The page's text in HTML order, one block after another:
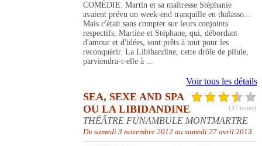
COMÉDIE. Martin et sa maîtresse Stéphanie
avaient prévu un week-end tranquille en thalasso...
Mais c'était sans compter sur leurs conjoints
respectifs, Martine et Stéphane, qui, débordant
d'amour et d'idées, sont prêts à tout pour les
reconquérir. La Libibandine, cette drôle de pilule,
parviendra-t-elle à ...
Voir tous les détails
(37 notes)
SEA, SEXE AND SPA
OU LA LIBIDANDINE
THÉÂTRE FUNAMBULE MONTMARTRE
Du samedi 3 novembre 2012 au samedi 27 avril 2013